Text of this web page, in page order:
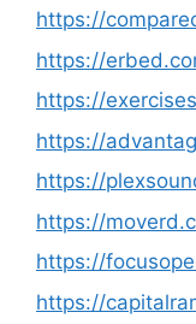
https://
https://
https://
https://
https://
https://
https://
https://